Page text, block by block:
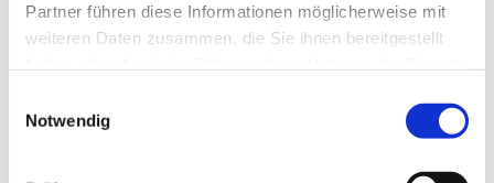
Partner führen diese Informationen möglicherweise mit
weiteren Daten zusammen, die Sie ihnen bereitgestellt
Notwendig
Zeige auf Karte
44536 Lünen